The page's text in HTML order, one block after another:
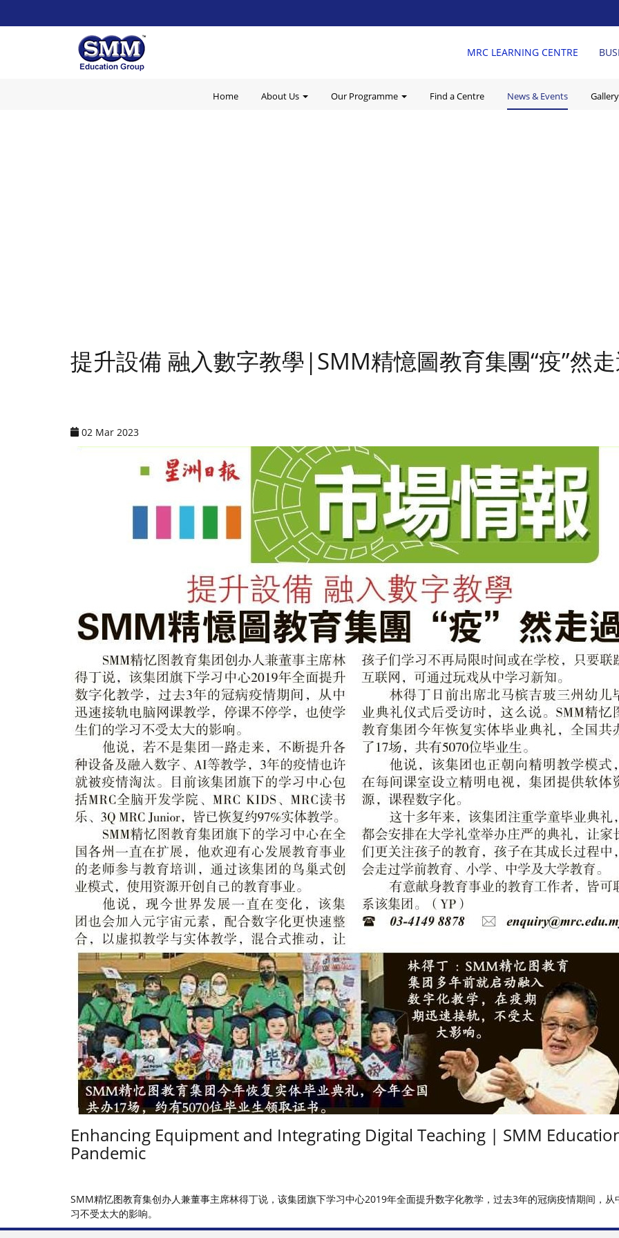
MRC LEARNING CENTRE
Home About Us Our Programme Find a Centre News & Events Gallery
提升設備 融入數字教學|SMM精憶圖教育集團“疫”然
02 Mar 2023
Enhancing Equipment and Integrating Digital Teaching | SMM
Pandemic
SMM精忆图教育集创办人兼董事主席林得丁说，该集团旗下学习中心2019年全面提升数字化教学，过去3年的冠病疫情期间，
习不受太大的影响。